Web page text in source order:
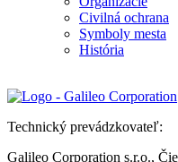
Civilná ochrana
Symboly mesta
História
Technický prevádzkovateľ:
Galileo Corporation s.r.o.,